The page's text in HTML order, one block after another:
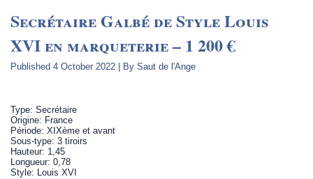
Secrétaire Galbé de Style Louis
XVI en marqueterie – 1 200 €
Published 4 October 2022 By Saut de l'Ange
Type: Secrétaire
Origine: France
Période: XIXème et avant
Sous-type: 3 tiroirs
Hauteur: 1,45
Longueur: 0,78
Style: Louis XVI